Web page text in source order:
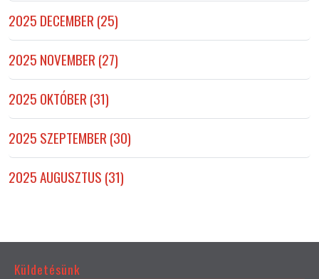
2025 DECEMBER (25)
2025 NOVEMBER (27)
2025 OKTÓBER (31)
2025 SZEPTEMBER (30)
2025 AUGUSZTUS (31)
Küldetésünk